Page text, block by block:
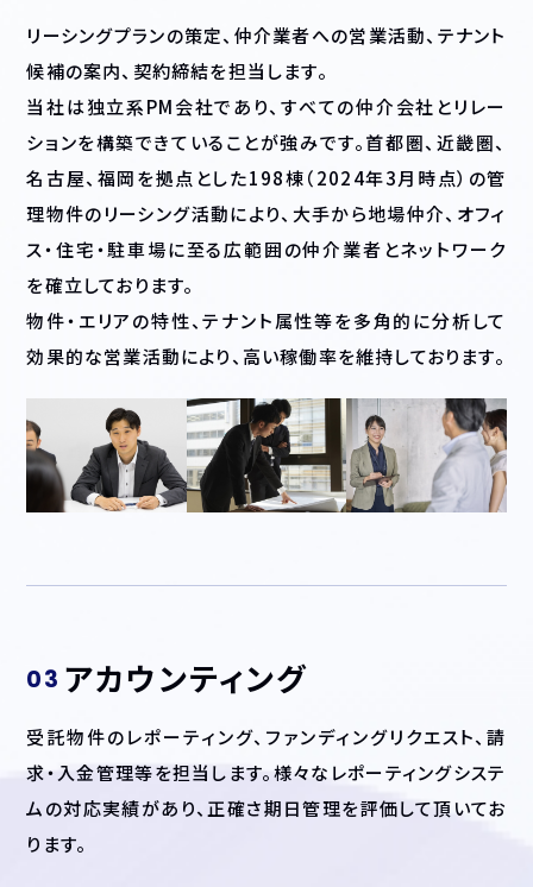
リーシングプランの策定、仲介業者への営業活動、テナント
候補の案内、契約締結を担当します。
当社は独立系PM会社であり、すべての仲介会社とリレー
ションを構築できていることが強みです。首都圏、近畿圏、
名古屋、福岡を拠点とした198棟（2024年3月時点）の管
理物件のリーシング活動により、大手から地場仲介、オフィ
ス・住宅・駐車場に至る広範囲の仲介業者とネットワーク
を確立しております。
物件・エリアの特性、テナント属性等を多角的に分析して
効果的な営業活動により、高い稼働率を維持しております。
アカウンティング
受託物件のレポーティング、ファンディングリクエスト、請
求・入金管理等を担当します。様々なレポーティングシステ
ムの対応実績があり、正確さ期日管理を評価して頂いてお
ります。